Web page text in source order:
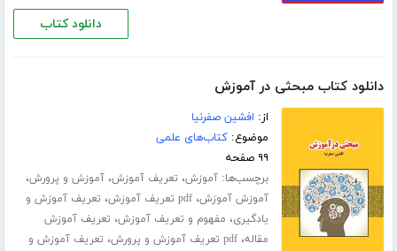
دانلود کتاب
دانلود کتاب مبحثی در آموزش
از: افشین صفرنیا
موضوع:کتاب‌های علمی
۹۹ صفحه
برچسب‌ها:آموزش، تعریف آموزش،آموزش و پرورش،
آموزش آموزش،pdf تعریف آموزش ، تعریف آموزش و
یادگیری، مفهوم و تعریف آموزش، تعریف آموزش
مقاله،pdf تعریف آموزش و پرورش ، تعریف آموزش و